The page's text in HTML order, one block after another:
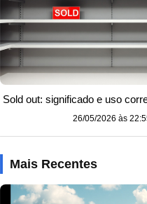
Sold out: significado e uso
26/05/2026 às
Mais Recentes